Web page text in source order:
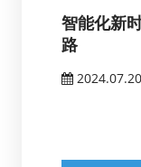
智能化新
路
2024.07.20